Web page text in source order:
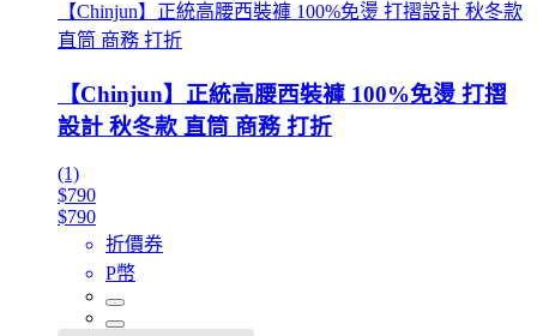
【Chinjun】正統高腰西裝褲 100%免燙 打摺設計 秋冬款
直筒 商務 打折
【Chinjun】正統高腰西裝褲 100%免燙 打摺
設計 秋冬款 直筒 商務 打折
(1)
$790
$790
折價券
P幣